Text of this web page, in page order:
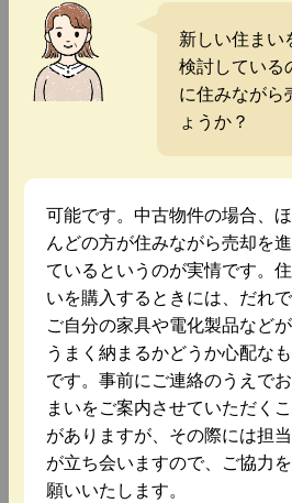
新しい住まい
検討している
に住みながら
ょうか？
可能です。中古物件の場合、
んどの方が住みながら売却を
ているというのが実情です。
いを購入するときには、だれ
ご自分の家具や電化製品などが
うまく納まるかどうか心配な
です。事前にご連絡のうえで
まいをご案内させていただく
がありますが、その際には担
が立ち会いますので、ご協力
願いいたします。